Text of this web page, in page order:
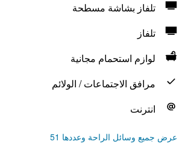
تلفاز بشاشة مسطحة
تلفاز
لوازم استحمام مجانية
مرافق الاجتماعات / الولائم
انترنت
عرض جميع وسائل الراحة وعددها 51